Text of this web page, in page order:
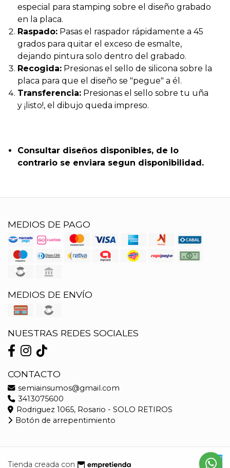
especial para stamping sobre el diseño grabado
en la placa.
Raspado:Pasas el raspador rápidamente a 45
grados para quitar el exceso de esmalte,
dejando pintura solo dentro del grabado.
Recogida:Presionas el sello de silicona sobre la
placa para que el diseño se "pegue" a él.
Transferencia:Presionas el sello sobre tu uña
y ¡listo!, el dibujo queda impreso.
Consultar diseños disponibles, de lo
contrario se enviara segun disponibilidad.
MEDIOS DE PAGO
MEDIOS DE ENVÍO
NUESTRAS REDES SOCIALES
CONTACTO
semiainsumos@gmail.com
3413075600
Rodriguez 1065, Rosario - SOLO RETIROS
Botón de arrepentimiento
Tienda creada con